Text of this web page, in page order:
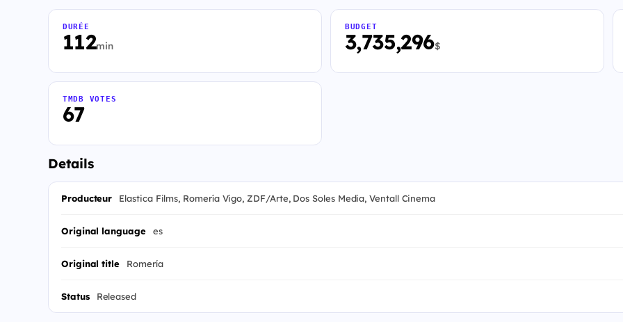
112min
DURÉE
3,735,296$
BUDGET
67
TMDB VOTES
Details
Producteur Elastica Films, Romería Vigo, ZDF/Arte, Dos Soles Media, Ventall Cinema
Original language es
Original title Romería
Status Released